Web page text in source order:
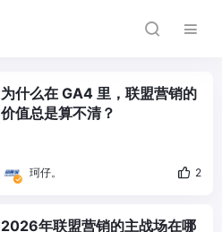
为什么在 GA4 里，联盟营销的
价值总是算不清？
珂仔。 2
2026年联盟营销的主战场在哪